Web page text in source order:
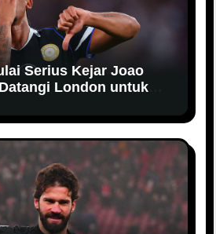
Serius Kejar Joao
London untuk